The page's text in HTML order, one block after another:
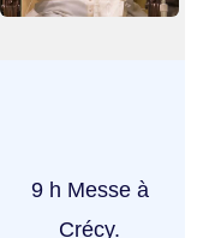
9 h Messe à
Crécy.